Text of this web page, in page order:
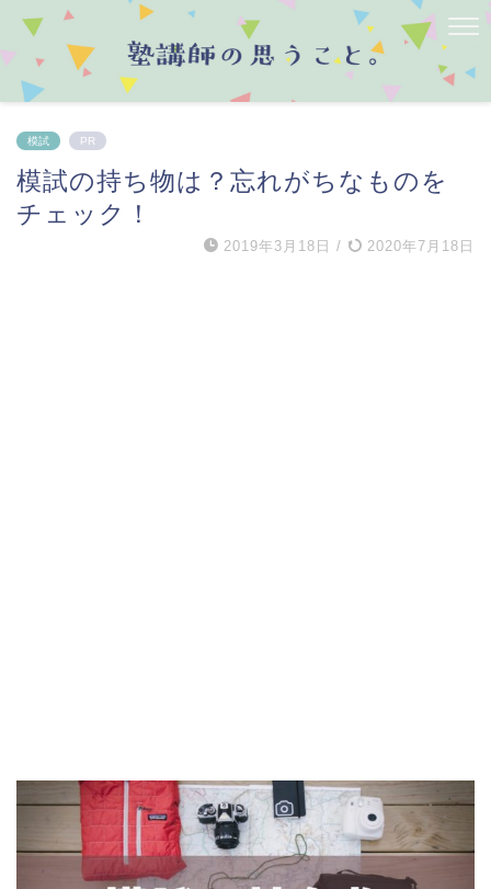
模試 PR
模試の持ち物は？忘れがちなものを
チェック！
2019年3月18日 / 2020年7月18日